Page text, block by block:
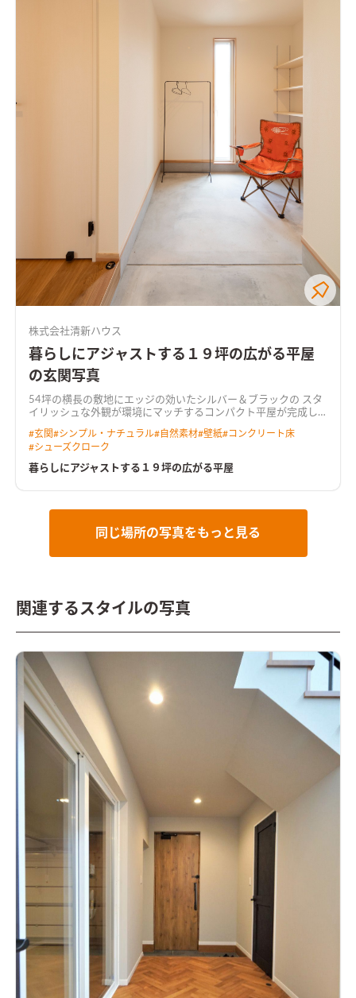
株式会社清新ハウス
暮らしにアジャストする１９坪の広がる平屋
の玄関写真
54坪の横長の敷地にエッジの効いたシルバー＆ブラックの スタ
イリッシュな外観が環境にマッチするコンパクト平屋が完成し
伝いさせていただき、山も近い長閑な土地を選択。 お住まいは
老後と趣味と大切なペットとの快適な暮らしを重視し、平屋ス
タイルを求めました。登山道具を収納する広々とした玄関クロ
ークをはじめ、老後も快適な平屋の間取り、リビングは畳を埋め
アとはまた違う雰囲気のSEISHIN-STYLEです。
#玄関#シンプル・ナチュラル#自然素材#壁紙#コンクリート床
#シューズクローク
暮らしにアジャストする１９坪の広がる平屋
同じ場所の写真をもっと見る
関連するスタイルの写真